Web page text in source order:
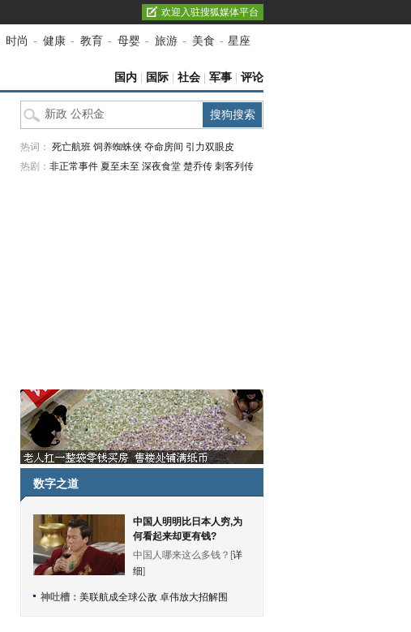
欢迎入驻搜狐媒体平台
时尚 - 健康 - 教育 - 母婴 - 旅游 - 美食 - 星座
国内 国际 社会 军事 评论
热词： 死亡航班 饲养蜘蛛侠 夺命房间 引力双眼皮
热剧： 非正常事件 夏至未至 深夜食堂 楚乔传 刺客列传
数字之道
中国人明明比日本人穷,为
何看起来却更有钱?
中国人哪来这么多钱？[详
细]
神吐槽： 美联航成全球公敌 卓伟放大招解围